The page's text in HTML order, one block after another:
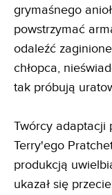
grymaśnego
powstrzymać
odaleźć
chłopca,
tak próbują
Twórcy adaptacji
Terry'ego
produkcją
ukazał się